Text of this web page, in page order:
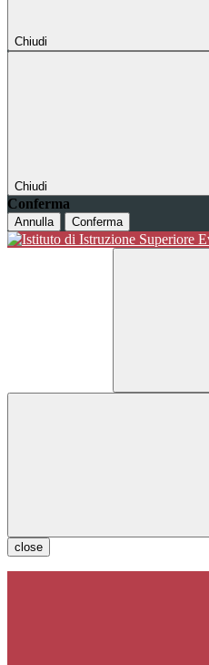
Chiudi
Chiudi
Conferma
Annulla Conferma
close